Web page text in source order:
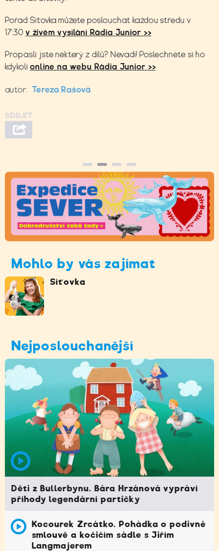
Pořad Síťovka můžete poslouchat každou středu v
17:30 v živém vysílání Rádia Junior >>
Propásli jste některý z dílů? Nevadí! Poslechněte si ho
kdykoli online na webu Rádia Junior >>
autor: Tereza Rašová
Mohlo by vás zajímat
Síťovka
Nejposlouchanější
Děti z Bullerbynu. Bára Hrzánová vypráví
příhody legendární partičky
Kocourek Zrcátko. Pohádka o podivné
smlouvě a kočičím sádle s Jiřím
Langmajerem